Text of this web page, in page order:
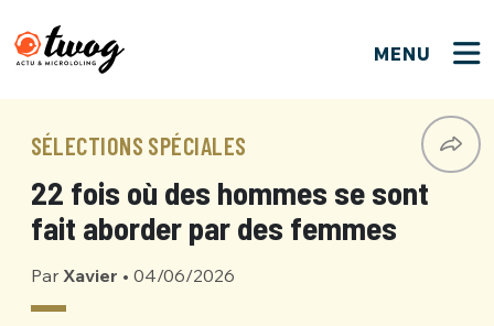
MENU
SÉLECTIONS SPÉCIALES
22 fois où des hommes se sont
fait aborder par des femmes
Par Xavier • 04/06/2026
Bienvenue !
PSEUDO *
EMAIL*
Connexion
PSEUDO
VOTRE PARTICIPATION
Que souhaitez-vous proposer ?
Quelques tweets
C'EST PARTI